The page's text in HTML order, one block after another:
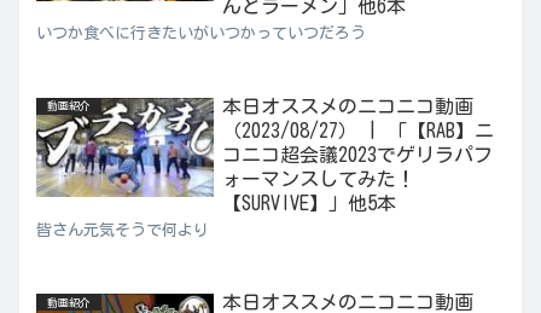
んとラーメン」他6本
いつか食べに行きたいがいつかっていつだろう
動画紹介
本日オススメのニコニコ動画
（2023/08/27） | 「【RAB】ニ
コニコ超会議2023でゲリラパフ
ォーマンスしてみた！
【SURVIVE】」他5本
皆さん元気そうで何より
動画紹介
本日オススメのニコニコ動画